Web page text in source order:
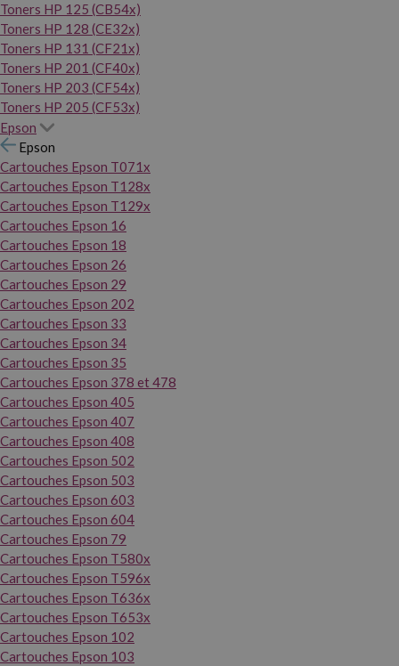
Toners HP 125 (CB54x)
Toners HP 128 (CE32x)
Toners HP 131 (CF21x)
Toners HP 201 (CF40x)
Toners HP 203 (CF54x)
Toners HP 205 (CF53x)
Epson
Epson
Cartouches Epson T071x
Cartouches Epson T128x
Cartouches Epson T129x
Cartouches Epson 16
Cartouches Epson 18
Cartouches Epson 26
Cartouches Epson 29
Cartouches Epson 202
Cartouches Epson 33
Cartouches Epson 34
Cartouches Epson 35
Cartouches Epson 378 et 478
Cartouches Epson 405
Cartouches Epson 407
Cartouches Epson 408
Cartouches Epson 502
Cartouches Epson 503
Cartouches Epson 603
Cartouches Epson 604
Cartouches Epson 79
Cartouches Epson T580x
Cartouches Epson T596x
Cartouches Epson T636x
Cartouches Epson T653x
Cartouches Epson 102
Cartouches Epson 103